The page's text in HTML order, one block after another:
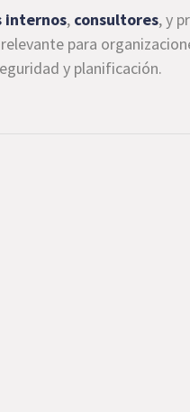
internos, consultores, y
para
y planificación.